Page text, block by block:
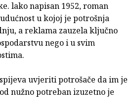
lako napisan 1952, roman
u kojoj je potrošnja
a reklama zauzela ključno
nego i u svim
uvjeriti potrošače da im je
nužno potreban izuzetno je